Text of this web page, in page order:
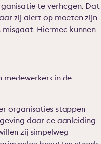
te verhogen. Dat
zij alert op moeten zijn
Hiermee kunnen
in de
organisaties stappen
daar de aanleiding
zij simpelweg